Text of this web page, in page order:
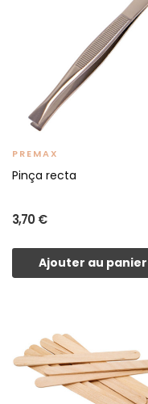
PREMAX
Pinça recta
3,70 €
Ajouter au panier